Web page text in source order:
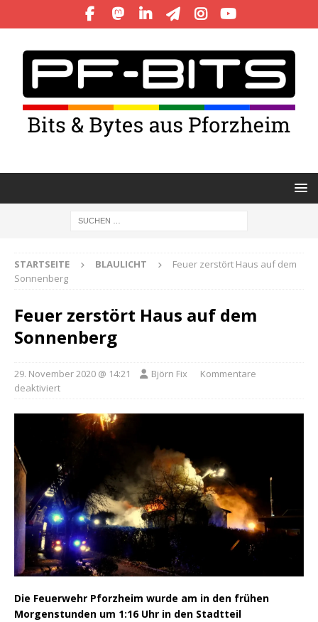
STARTSEITE BLAULICHT
Feuer zerstört Haus auf dem
Sonnenberg
Feuer zerstört Haus auf dem
Sonnenberg
29. November 2020 @ 14:21 Björn Fix
Kommentare
deaktiviert
Die Feuerwehr Pforzheim wurde am in den frühen
Morgenstunden um 1:16 Uhr in den Stadtteil